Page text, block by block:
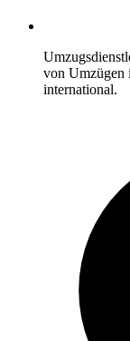
von Umzügen
international.